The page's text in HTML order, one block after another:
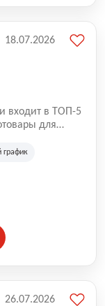
входит в ТОП-5
для
а также
и
территории
график
18.07.2026
26.07.2026